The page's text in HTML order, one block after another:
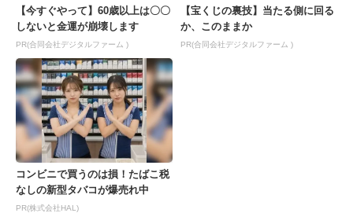
【今すぐやって】60歳以上は〇〇
しないと金運が崩壊します
PR(合同会社デジタルファーム )
【宝くじの裏技】当たる側に回る
か、このままか
PR(合同会社デジタルファーム )
コンビニで買うのは損！たばこ税
なしの新型タバコが爆売れ中
PR(株式会社HAL)